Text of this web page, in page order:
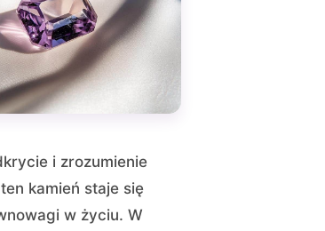
i zrozumienie
kamień staje się
w życiu. W